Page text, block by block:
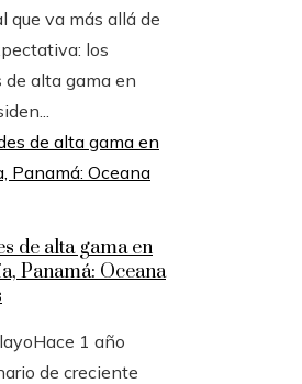
que va más allá de
los
de alta gama en
de alta gama en
Panamá: Oceana
Hace 1 año
de creciente